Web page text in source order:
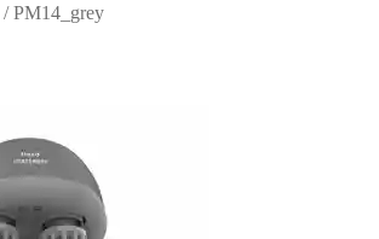
/PM14_grey